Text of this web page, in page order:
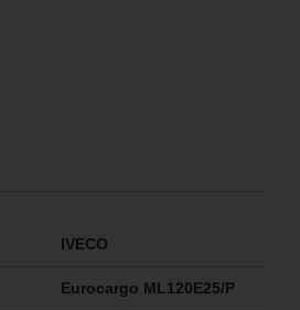
IVECO
Eurocargo ML120E25/P